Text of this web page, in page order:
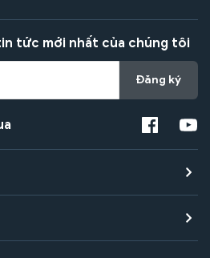
tức mới nhất của chúng tôi
Đăng ký